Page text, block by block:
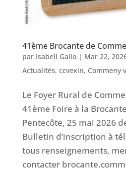
41ème Brocante de
par Isabell Gallo| Mar 22,
Actualités, ccvexin, Commeny
Le Foyer Rural de
41ème Foire à la
Pentecôte, 25 mai 2026
Bulletin d’inscription à
tous renseignements,
contacter